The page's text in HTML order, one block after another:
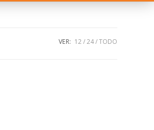
VER: 12 24 TODO